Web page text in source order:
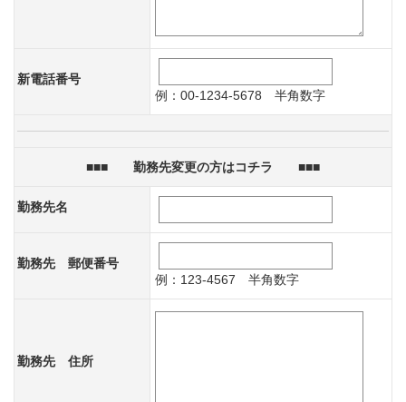
新電話番号
例：00-1234-5678 半角数字
■■■ 勤務先変更の方はコチラ ■■■
勤務先名
勤務先 郵便番号
例：123-4567 半角数字
勤務先 住所